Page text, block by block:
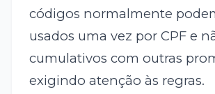
códigos normalmente
usados uma vez por CPF e
cumulativos com outras
exigindo atenção às regras.